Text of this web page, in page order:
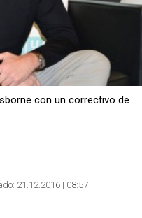
con un correctivo de
21.12.2016 | 08:57